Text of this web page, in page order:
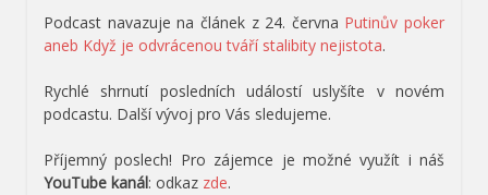
Podcast navazuje na článek z 24. června Putinův poker
aneb Když je odvrácenou tváří stalibity nejistota.
Rychlé shrnutí posledních událostí uslyšíte v novém
podcastu. Další vývoj pro Vás sledujeme.
Příjemný poslech! Pro zájemce je možné využít i náš
YouTube kanál: odkaz zde.